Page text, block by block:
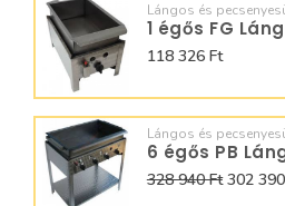
Lángos és
118 326 Ft
Lángos és
328 940 Ft302